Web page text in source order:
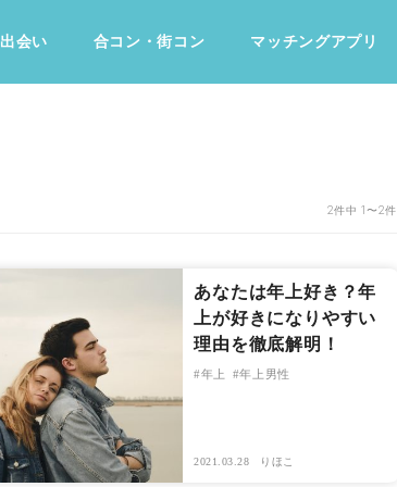
出会い 合コン・街コン マッチングアプリ
2件中 1〜2件
あなたは年上好き？年
上が好きになりやすい
理由を徹底解明！
年上 年上男性
2021.03.28 りほこ